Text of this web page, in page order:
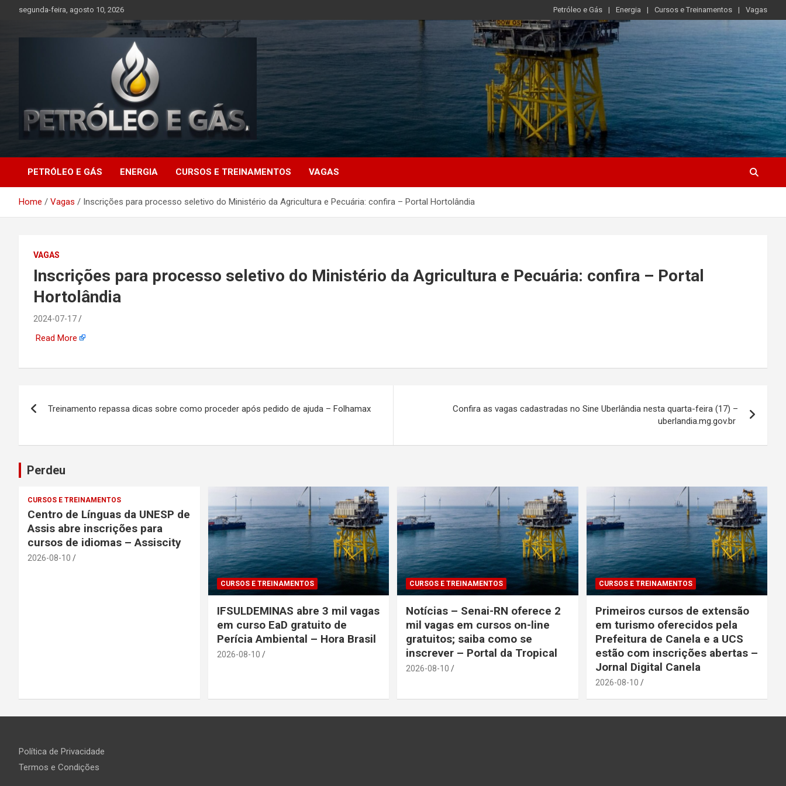
segunda-feira, agosto 10, 2026 Petróleo e Gás Energia Cursos e Treinamentos Vagas
Petróleo e Gás |
Últimas notícias
relacionadas a
petróleo, gás, vagas de
emprego, energia, setor
offshore, economia,
tecnologia, indústria
automotiva, mineração,
indústria naval, etc
PETRÓLEO E GÁS ENERGIA CURSOS E TREINAMENTOS VAGAS
Home Vagas Inscrições para processo seletivo do Ministério da Agricultura e Pecuária: confira – Portal Hortolândia
VAGAS
Inscrições para processo seletivo do Ministério da Agricultura e Pecuária: confira – Portal
Hortolândia
2024-07-17
Read More
de
Post
Treinamento repassa dicas sobre como proceder após pedido de ajuda – Folhamax
Confira as vagas cadastradas no Sine Uberlândia nesta quarta-feira (17) –
uberlandia.mg.gov.br
Perdeu
CURSOS E TREINAMENTOS
Centro de Línguas da UNESP de
Assis abre inscrições para
cursos de idiomas – Assiscity
2026-08-10
CURSOS E TREINAMENTOS
IFSULDEMINAS abre 3 mil vagas
em curso EaD gratuito de
Perícia Ambiental – Hora Brasil
2026-08-10
CURSOS E TREINAMENTOS
Notícias – Senai-RN oferece 2
mil vagas em cursos on-line
gratuitos; saiba como se
inscrever – Portal da Tropical
2026-08-10
CURSOS E TREINAMENTOS
Primeiros cursos de extensão
em turismo oferecidos pela
Prefeitura de Canela e a UCS
estão com inscrições abertas –
Jornal Digital Canela
2026-08-10
Política de Privacidade
Termos e Condições